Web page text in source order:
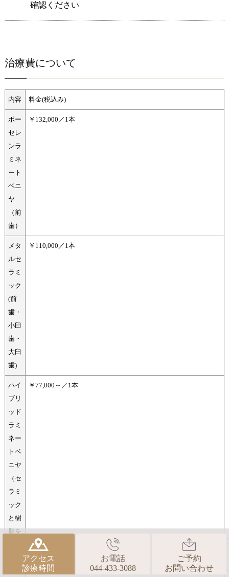
確認ください
治療費について
内容 料金(税込み)
ポー
セレ
ンラ
ミネ
ート
ベニ
ヤ
（前
歯）
￥132,000／1本
メタ
ルセ
ラミ
ック
(前
歯・
小臼
歯・
大臼
歯)
￥110,000／1本
ハイ
ブリ
ッド
ラミ
ネー
トベ
ニヤ
（セ
ラミ
ック
と樹
脂を
￥77,000～／1本
アクセス
診療時間
お電話
044-433-3088
ご予約
お問い合わせ